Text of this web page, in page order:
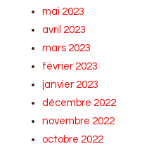
mai 2023
avril 2023
mars 2023
février 2023
janvier 2023
décembre 2022
novembre 2022
octobre 2022